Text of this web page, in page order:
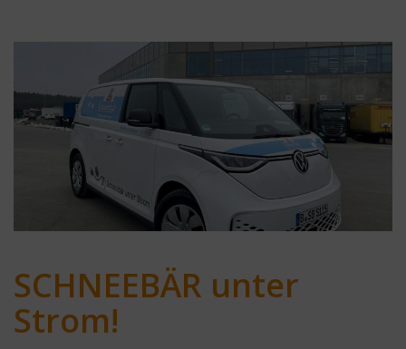
SCHNEEBÄR unter
Strom!